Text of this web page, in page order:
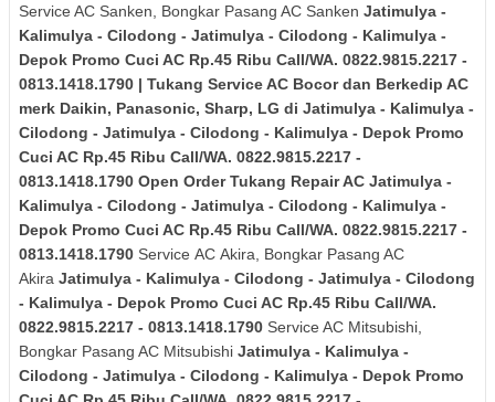
Service AC Sanken, Bongkar Pasang AC Sanken Jatimulya -
Kalimulya - Cilodong - Jatimulya - Cilodong - Kalimulya -
Depok Promo Cuci AC Rp.45 Ribu Call/WA. 0822.9815.2217 -
0813.1418.1790 | Tukang Service AC Bocor dan Berkedip AC
merk Daikin, Panasonic, Sharp, LG di Jatimulya - Kalimulya -
Cilodong - Jatimulya - Cilodong - Kalimulya - Depok Promo
Cuci AC Rp.45 Ribu Call/WA. 0822.9815.2217 -
0813.1418.1790 Open Order Tukang Repair AC Jatimulya -
Kalimulya - Cilodong - Jatimulya - Cilodong - Kalimulya -
Depok Promo Cuci AC Rp.45 Ribu Call/WA. 0822.9815.2217 -
0813.1418.1790 Service AC Akira, Bongkar Pasang AC
Akira Jatimulya - Kalimulya - Cilodong - Jatimulya - Cilodong
- Kalimulya - Depok Promo Cuci AC Rp.45 Ribu Call/WA.
0822.9815.2217 - 0813.1418.1790 Service AC Mitsubishi,
Bongkar Pasang AC Mitsubishi Jatimulya - Kalimulya -
Cilodong - Jatimulya - Cilodong - Kalimulya - Depok Promo